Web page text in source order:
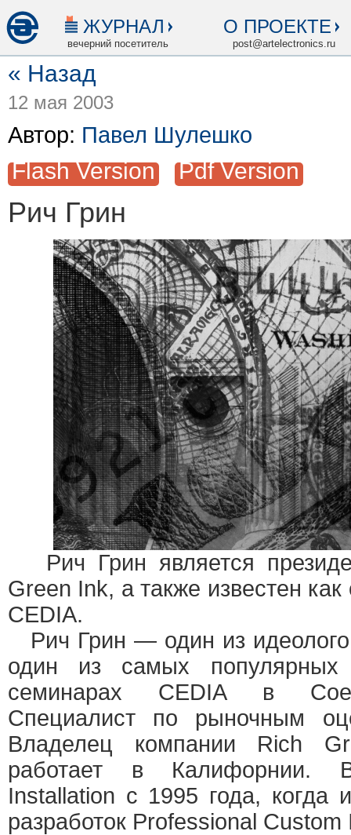
ЖУРНАЛ
вечерний посетитель
О ПРОЕКТЕ
post@artelectronics.ru
« Назад
12 мая 2003
Автор: Павел Шулешко
Flash Version Pdf Version
Рич Грин
Рич Грин является
Green Ink, а также известен как
CEDIA.
Рич Грин — один из
один из самых популярных
семинарах CEDIA в
Специалист по рыночным
Владелец компании Rich
работает в Калифорнии.
Installation с 1995 года, когда
разработок Professional